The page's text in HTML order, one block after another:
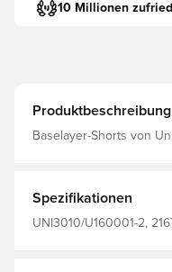
10 Millionen
Produktbeschreibung
Baselayer-Shorts von
vom Körper weg, um
Der breite und
Passform gedehnt werden Hergestellt aus 88%
Spezifikationen
UNI3010/U160001-2,